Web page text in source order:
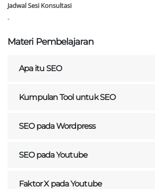
Jadwal Sesi Konsultasi
-
Materi Pembelajaran
Apa itu SEO
Kumpulan Tool untuk SEO
SEO pada Wordpress
SEO pada Youtube
Faktor X pada Youtube